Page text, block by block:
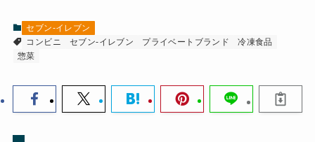
セブン-イレブン
コンビニ
セブン-イレブン プライベートブランド
冷凍食品
惣菜